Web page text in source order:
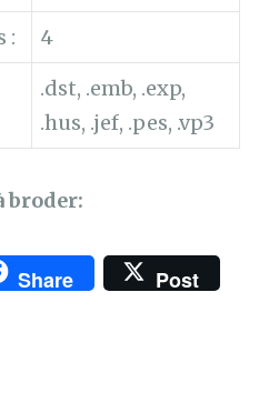
:
4
.dst, .emb, .exp,
.hus, .jef, .pes, .vp3
broder:
Share
Post